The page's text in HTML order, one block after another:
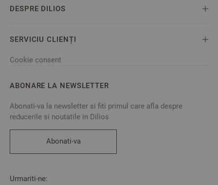
DESPRE DILIOS
SERVICIU CLIENȚI
Cookie consent
ABONARE LA NEWSLETTER
Abonati-va la newsletter si fiti primul care afla despre
reducerile si noutatile in Dilios
Abonati-va
Urmariti-ne: